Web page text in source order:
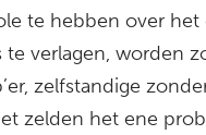
te hebben over
te verlagen, worden
zelfstandige
zelden het ene